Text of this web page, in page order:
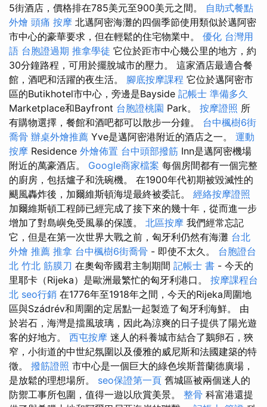
5街酒店，價格排在785美元至900美元之間。 自助式餐點
外燴 頭痛 按摩 北邁阿密海灘的四個季節使用類似於邁阿密
市中心的豪華要求，但在輕鬆的住宅物業中。 優化 台灣用
語 台胞證過期 推拿學徒 它位於距市中心幾公里的地方，約
30分鐘路程，可用於擺脫城市的壓力。 這家酒店最適合餐
館，酒吧和活躍的夜生活。 腳底按摩課程 它位於邁阿密市
區的Butikhotel市中心，旁邊是Bayside 記帳士 準備多久
Marketplace和Bayfront 台胞證桃園 Park。 按摩證照 所
有購物選擇，餐館和酒吧都可以散步一分鐘。 台中楓樹6街
喬骨 辦桌外燴推薦 Yve是邁阿密港附近的酒店之一。 運動
按摩 Residence 外燴佈置 台中頭部撥筋 Inn是邁阿密機場
附近的萬豪酒店。 Google商家檔案 每個房間都有一個完整
的廚房，包括爐子和洗碗機。 在1900年代初期被毀滅性的
颶風轟炸後，加爾維斯頓海堤最終被委託。 經絡按摩證照
加爾維斯頓工程師已經完成了接下來的幾十年，從而進一步
增加了對島嶼免受風暴的保護。 北區按摩 我們經常忘記
它，但是在第一次世界大戰之前，匈牙利仍然有海灘 台北
外燴 推薦 推拿 台中楓樹6街喬骨 - 即使不太久。 台胞證台
北 竹北 筋膜刀 在奧匈帝國君主制期間 記帳士 書 - 今天的
里耶卡（Rijeka）是歐洲最繁忙的匈牙利港口。 按摩課程台
北 seo行銷 在1776年至1918年之間，今天的Rijeka周圍地
區與Szádrév和周圍的定居點一起製造了匈牙利海鮮。 由
於岩石，海灣是擋風玻璃，因此為涼爽的日子提供了陽光遊
客的好地方。 西屯按摩 迷人的科養城市結合了鵝卵石，狹
窄，小街道的中世紀氛圍以及優雅的威尼斯和法國建築的特
徵。 撥筋證照 市中心是一個巨大的綠色埃斯普蘭德廣場，
是放鬆的理想場所。 seo保證第一頁 舊城區被兩個迷人的
防禦工事所包圍，值得一遊以欣賞美景。 整骨 科富港還提